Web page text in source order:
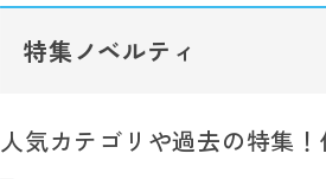
特集ノベルティ
人気カテゴリや過去の特集